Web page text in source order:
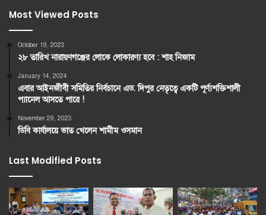
Most Viewed Posts
October 19, 2023
২৮ তারিখ নারায়ণগঞ্জের লোকে লোকারণ্য হবে : শাহ নিজাম
January 14, 2024
এবার আইনজীবী সমিতির নির্বচানে এড. দিপুর নেতৃত্বে একটি পূর্ণ্যশক্তিশালী
প্যানেল আসতে পারে !
November 29, 2023
ডিবি কার্যালয়ে ভাত খেলেন শামীম ওসমান
Last Modified Posts